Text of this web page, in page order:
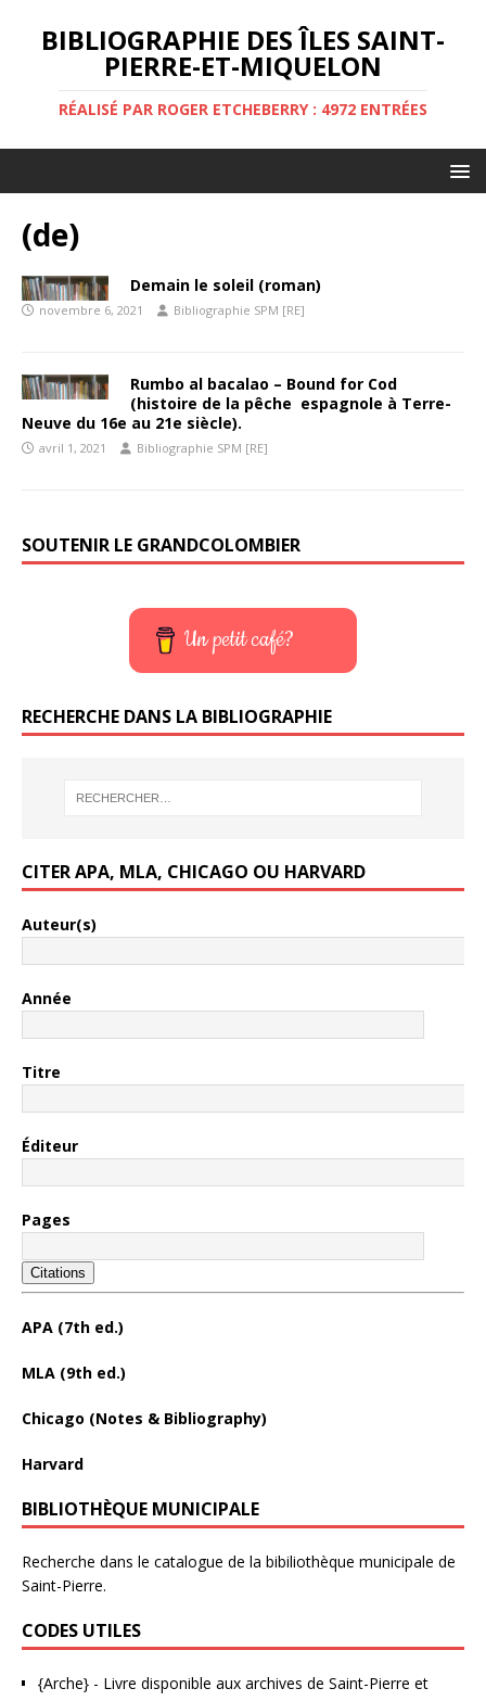
BIBLIOGRAPHIE DES ÎLES SAINT-
PIERRE-ET-MIQUELON
RÉALISÉ PAR ROGER ETCHEBERRY : 4972 ENTRÉES
(de)
Demain le soleil (roman)
novembre 6, 2021 Bibliographie SPM [RE]
Rumbo al bacalao – Bound for Cod
(histoire de la pêche espagnole à Terre-
Neuve du 16e au 21e siècle).
avril 1, 2021 Bibliographie SPM [RE]
SOUTENIR LE GRANDCOLOMBIER
Un petit café?
RECHERCHE DANS LA BIBLIOGRAPHIE
CITER APA, MLA, CHICAGO OU HARVARD
Auteur(s)
Année
Titre
Éditeur
Pages
Citations
APA (7th ed.)
MLA (9th ed.)
Chicago (Notes & Bibliography)
Harvard
BIBLIOTHÈQUE MUNICIPALE
Recherche dans le catalogue de la bibiliothèque municipale de
Saint-Pierre.
CODES UTILES
{Arche} - Livre disponible aux archives de Saint-Pierre et